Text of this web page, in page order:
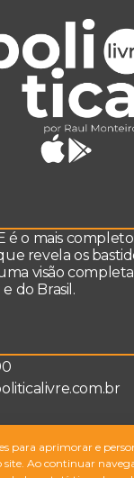
é o mais
revela os
visão
do Brasil.
para aprimorar e
site. Ao continuar